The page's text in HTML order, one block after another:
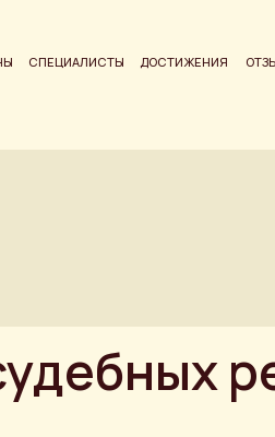
СПЕЦИАЛИСТЫ ДОСТИЖЕНИЯ